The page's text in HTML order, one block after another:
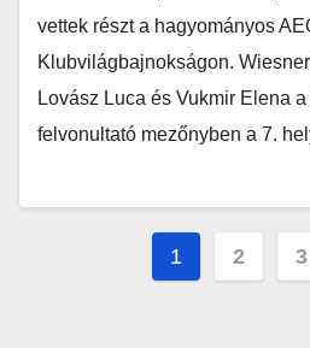
vettek részt a hagyományos
Klubvilágbajnokságon.
Lovász Luca és Vukmir Elena
felvonultató mezőnyben a 7.
1 2 3